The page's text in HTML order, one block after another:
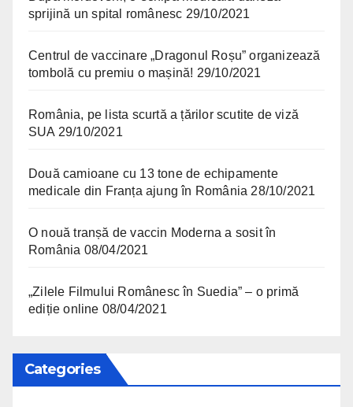
sprijină un spital românesc 29/10/2021
Centrul de vaccinare „Dragonul Roșu” organizează
tombolă cu premiu o mașină! 29/10/2021
România, pe lista scurtă a țărilor scutite de viză
SUA 29/10/2021
Două camioane cu 13 tone de echipamente
medicale din Franța ajung în România 28/10/2021
O nouă tranșă de vaccin Moderna a sosit în
România 08/04/2021
„Zilele Filmului Românesc în Suedia” – o primă
ediție online 08/04/2021
Categories